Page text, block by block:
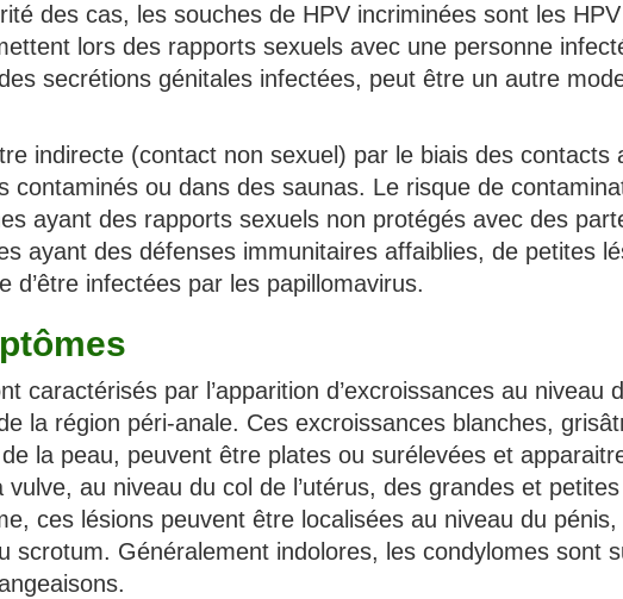
des cas, les souches de HPV incriminées sont les
lors des rapports sexuels avec une personne
secrétions génitales infectées, peut être un autre
indirecte (contact non sexuel) par le biais des contacts
contaminés ou dans des saunas. Le risque de
ayant des rapports sexuels non protégés avec des
ayant des défenses immunitaires affaiblies, de petites
d’être infectées par les papillomavirus.
caractérisés par l’apparition d’excroissances au niveau
la région péri-anale. Ces excroissances blanches,
la peau, peuvent être plates ou surélevées et
au niveau du col de l’utérus, des grandes et
ces lésions peuvent être localisées au niveau du
scrotum. Généralement indolores, les condylomes sont